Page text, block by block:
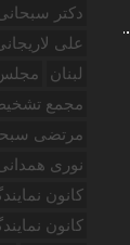
دکتر سبحانی
علی
لبنان
مجمع
مرتضی
نوری
کانون
کانون